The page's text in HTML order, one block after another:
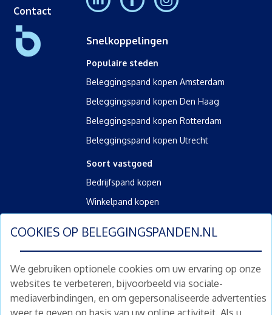
COOKIES OP BELEGGINGSPANDEN.NL
We gebruiken optionele cookies om uw ervaring op onze
websites te verbeteren, bijvoorbeeld via sociale-
mediaverbindingen, en om gepersonaliseerde advertenties
weer te geven op basis van uw online activiteit. Als u
Contact
Snelkoppelingen
Populaire steden
Beleggingspand kopen Amsterdam
Beleggingspand kopen Den Haag
Beleggingspand kopen Rotterdam
Beleggingspand kopen Utrecht
Soort vastgoed
Bedrijfspand kopen
Winkelpand kopen
Overig
Diensten